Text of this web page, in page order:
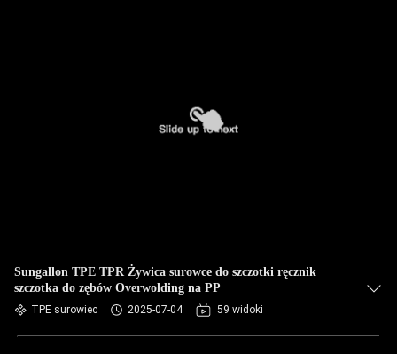
Sungallon TPE TPR Żywica surowce do szczotki ręcznik
szczotka do zębów Overwolding na PP
TPE surowiec 2025-07-04 59 widoki